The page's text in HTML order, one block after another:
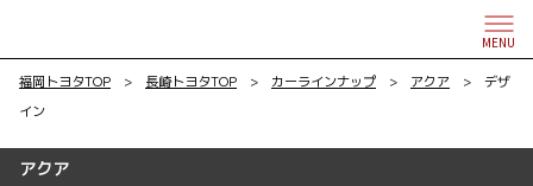
MENU
福岡トヨタTOP > 長崎トヨタTOP > カーラインナップ > アクア > デザ
イン
アクア